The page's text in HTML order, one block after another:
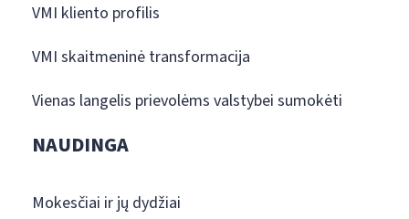
VMI kliento profilis
VMI skaitmeninė transformacija
Vienas langelis prievolėms valstybei sumokėti
NAUDINGA
Mokesčiai ir jų dydžiai